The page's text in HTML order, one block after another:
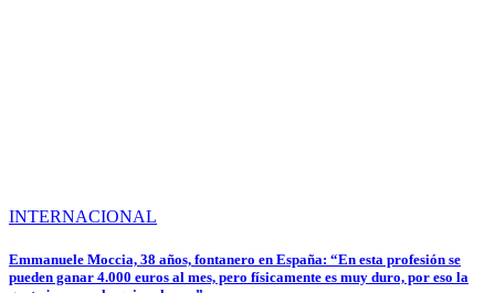
INTERNACIONAL
Emmanuele Moccia, 38 años, fontanero en España: “En esta profesión se
pueden ganar 4.000 euros al mes, pero físicamente es muy duro, por eso la